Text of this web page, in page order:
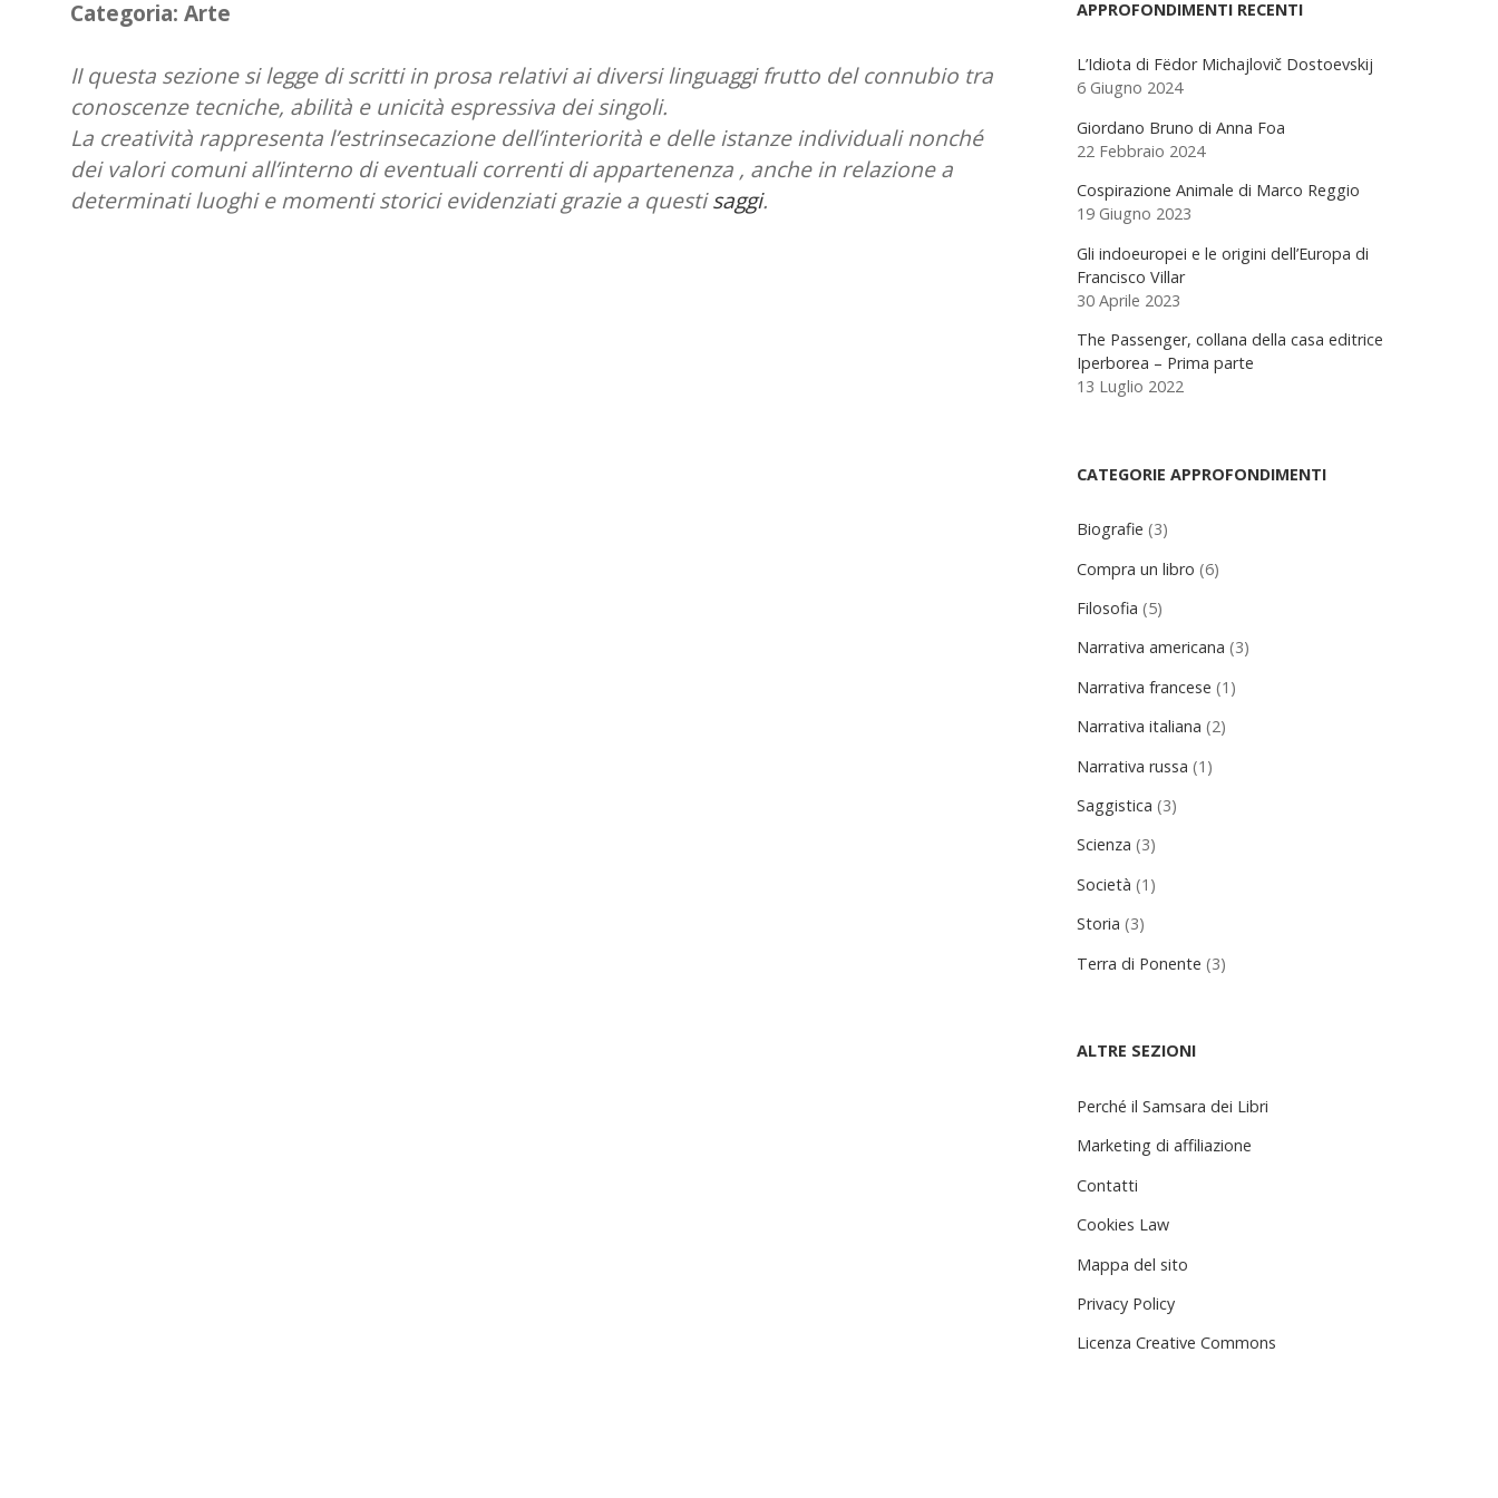
Categoria: Arte
II questa sezione si legge di scritti in prosa relativi ai diversi linguaggi frutto del connubio tra
conoscenze tecniche, abilità e unicità espressiva dei singoli.
La creatività rappresenta l’estrinsecazione dell’interiorità e delle istanze individuali nonché
dei valori comuni all’interno di eventuali correnti di appartenenza , anche in relazione a
determinati luoghi e momenti storici evidenziati grazie a questisaggi.
Sidebar
APPROFONDIMENTI RECENTI
L’Idiota di Fëdor Michajlovič Dostoevskij
6 Giugno 2024
Giordano Bruno di Anna Foa
22 Febbraio 2024
Cospirazione Animale di Marco Reggio
19 Giugno 2023
Gli indoeuropei e le origini dell’Europa di
Francisco Villar
30 Aprile 2023
The Passenger, collana della casa editrice
Iperborea – Prima parte
13 Luglio 2022
CATEGORIE APPROFONDIMENTI
Biografie (3)
Compra un libro (6)
Filosofia (5)
Narrativa americana (3)
Narrativa francese (1)
Narrativa italiana (2)
Narrativa russa (1)
Saggistica (3)
Scienza (3)
Società (1)
Storia (3)
Terra di Ponente (3)
ALTRE SEZIONI
Perché il Samsara dei Libri
Marketing di affiliazione
Contatti
Cookies Law
Mappa del sito
Privacy Policy
Licenza Creative Commons